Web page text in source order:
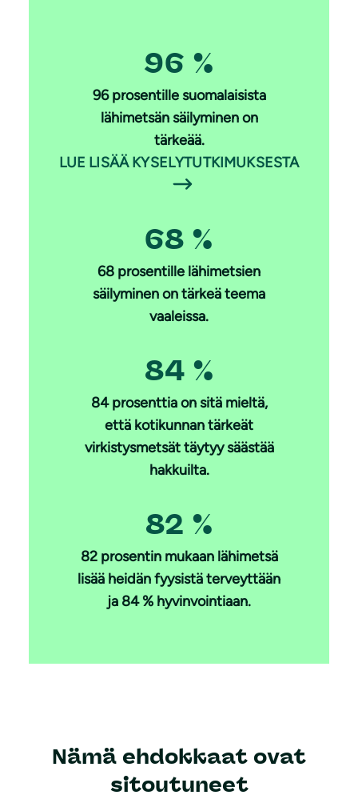
96 %
96 prosentille suomalaisista
lähimetsän säilyminen on
tärkeää.
LUE LISÄÄ KYSELYTUTKIMUKSESTA
68 %
68 prosentille lähimetsien
säilyminen on tärkeä teema
vaaleissa.
84 %
84 prosenttia on sitä mieltä,
että kotikunnan tärkeät
virkistysmetsät täytyy säästää
hakkuilta.
82 %
82 prosentin mukaan lähimetsä
lisää heidän fyysistä terveyttään
ja 84 % hyvinvointiaan.
Nämä ehdokkaat ovat
sitoutuneet